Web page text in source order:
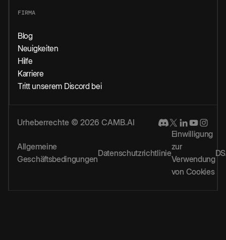
FIRMA
Blog
Neuigkeiten
Hilfe
Karriere
Tritt unserem Discord bei
Urheberrechte © 2026 CAMB.AI
Allgemeine
Geschäftsbedingungen
Datenschutzrichtlinie
Einwilligung
zur
Verwendung
von Cookies